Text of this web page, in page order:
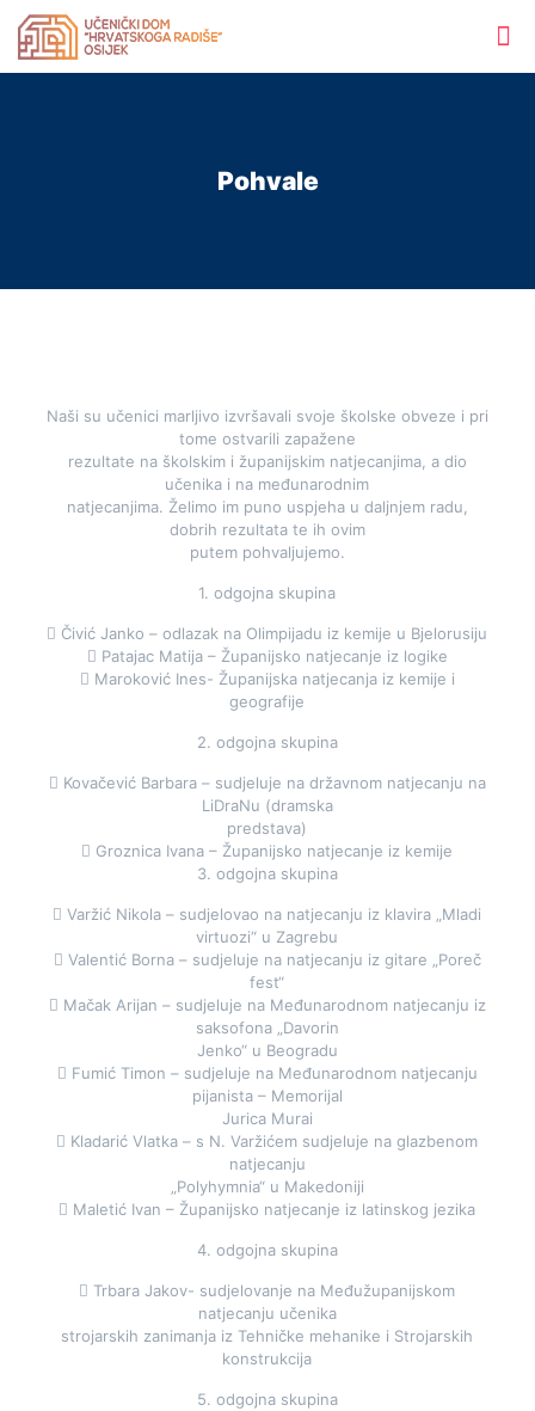
Pohvale
Naši su učenici marljivo izvršavali svoje školske obveze i pri
tome ostvarili zapažene
rezultate na školskim i županijskim natjecanjima, a dio
učenika i na međunarodnim
natjecanjima. Želimo im puno uspjeha u daljnjem radu,
dobrih rezultata te ih ovim
putem pohvaljujemo.
1. odgojna skupina
 Čivić Janko – odlazak na Olimpijadu iz kemije u Bjelorusiju
 Patajac Matija – Županijsko natjecanje iz logike
 Maroković Ines- Županijska natjecanja iz kemije i
geografije
2. odgojna skupina
 Kovačević Barbara – sudjeluje na državnom natjecanju na
LiDraNu (dramska
predstava)
 Groznica Ivana – Županijsko natjecanje iz kemije
3. odgojna skupina
 Varžić Nikola – sudjelovao na natjecanju iz klavira „Mladi
virtuozi“ u Zagrebu
 Valentić Borna – sudjeluje na natjecanju iz gitare „Poreč
fest“
 Mačak Arijan – sudjeluje na Međunarodnom natjecanju iz
saksofona „Davorin
Jenko“ u Beogradu
 Fumić Timon – sudjeluje na Međunarodnom natjecanju
pijanista – Memorijal
Jurica Murai
 Kladarić Vlatka – s N. Varžićem sudjeluje na glazbenom
natjecanju
„Polyhymnia“ u Makedoniji
 Maletić Ivan – Županijsko natjecanje iz latinskog jezika
4. odgojna skupina
 Trbara Jakov- sudjelovanje na Međužupanijskom
natjecanju učenika
strojarskih zanimanja iz Tehničke mehanike i Strojarskih
konstrukcija
5. odgojna skupina